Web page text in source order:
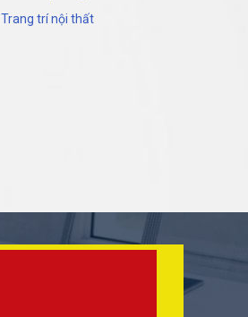
Trang trí nội thất